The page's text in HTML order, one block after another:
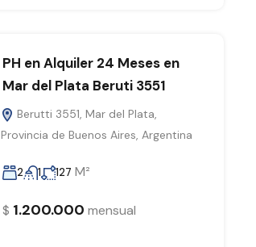
PH en Alquiler 24 Meses en
Mar del Plata Beruti 3551
Berutti 3551, Mar del Plata,
Provincia de Buenos Aires, Argentina
2 1 127 M²
$ 1.200.000 mensual